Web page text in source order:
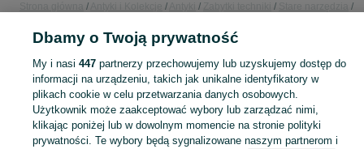
Strona główna Zabytki techniki
Stare narzędzia
KATEGORIA
Skorzystaj z największego serwisu ogłoszeniowego - Bielsko-Biała i okolice! - kupuj lub sprzedawaj jeszcze wygodniej w kategorii Stare narzędzia! Zobacz
Mapa kategorii
Dbamy o Twoją prywatność
My i nasi 447partnerzy przechowujemy lub uzyskujemy dostęp do
informacji na urządzeniu, takich jak unikalne identyfikatory w
plikach cookie w celu przetwarzania danych osobowych.
Użytkownik może zaakceptować wybory lub zarządzać nimi,
klikając poniżej lub w dowolnym momencie na stronie polityki
prywatności. Te wybory będą sygnalizowane naszym partnerom i